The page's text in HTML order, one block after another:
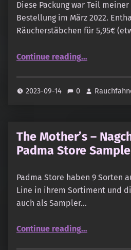
Diese Packung war Teil
Bestellung im März 2022.
Räucherstäbchen für 5,95€
Continue reading“Aromandise – Encens traditionnel – TIARÉ”
…
2023-09-14 0
The Mother’s –
Padma Store
Padma Store haben 9 Sorten
Line in ihrem Sortiment und
auch als Sampler…
Continue reading“The Mother’s – Nagchampa Line: Padma Store Sampler”
…